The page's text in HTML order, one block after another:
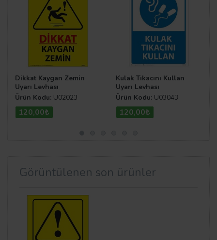
Dikkat Kaygan Zemin
Uyarı Levhası
Ürün Kodu: U02023
120,00₺
Kulak Tıkacını Kullan
Uyarı Levhası
Ürün Kodu: U03043
120,00₺
Görüntülenen son ürünler